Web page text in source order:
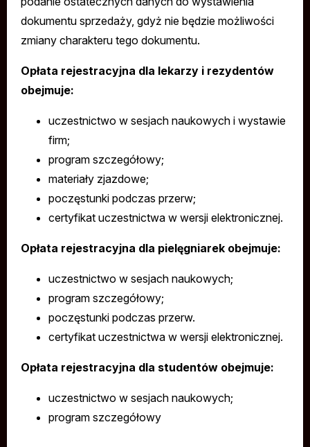
dokumentu sprzedaży, gdyż nie będzie możliwości
zmiany charakteru tego dokumentu.
Opłata rejestracyjna dla lekarzy i rezydentów
obejmuje:
uczestnictwo w sesjach naukowych i wystawie
firm;
program szczegółowy;
materiały zjazdowe;
poczęstunki podczas przerw;
certyfikat uczestnictwa w wersji elektronicznej.
Opłata rejestracyjna dla pielęgniarek obejmuje:
uczestnictwo w sesjach naukowych;
program szczegółowy;
poczęstunki podczas przerw.
certyfikat uczestnictwa w wersji elektronicznej.
Opłata rejestracyjna dla studentów obejmuje:
uczestnictwo w sesjach naukowych;
program szczegółowy